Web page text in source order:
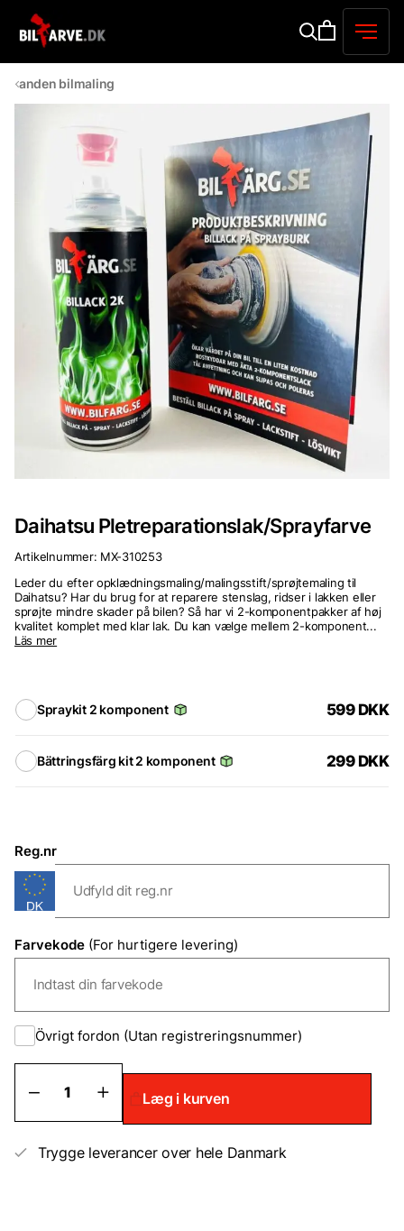
anden bilmaling
Daihatsu Pletreparationslak/Sprayfarve
Artikelnummer: MX-310253
Leder du efter opklædningsmaling/malingsstift/sprøjtemaling til
Daihatsu? Har du brug for at reparere stenslag, ridser i lakken eller
sprøjte mindre skader på bilen? Så har vi 2-komponentpakker af høj
kvalitet komplet med klar lak. Du kan vælge mellem 2-komponent...
Läs mer
Spraykit 2 komponent 599 DKK
Bättringsfärg kit 2 komponent 299 DKK
Reg.nr
Farvekode (For hurtigere levering)
Övrigt fordon (Utan registreringsnummer)
Daihatsu
Pletreparationslak/Sprayfarve
antal
Læg i kurven
Trygge leverancer over hele Danmark